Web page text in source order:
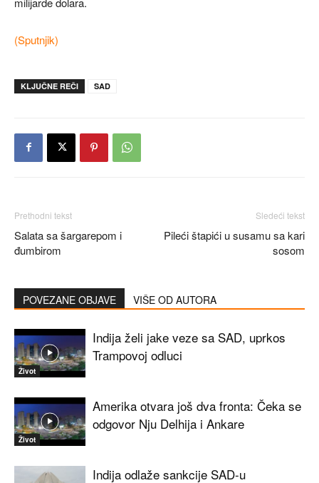
(Sputnjik)
KLJUČNE REČI SAD
Prethodni tekst
Salata sa šargarepom i
đumbirom
Sledeći tekst
Pileći štapići u susamu sa kari
sosom
POVEZANE OBJAVE VIŠE OD AUTORA
Život
Indija želi jake veze sa SAD, uprkos
Trampovoj odluci
Život
Amerika otvara još dva fronta: Čeka se
odgovor Nju Delhija i Ankare
Indija odlaže sankcije SAD-u